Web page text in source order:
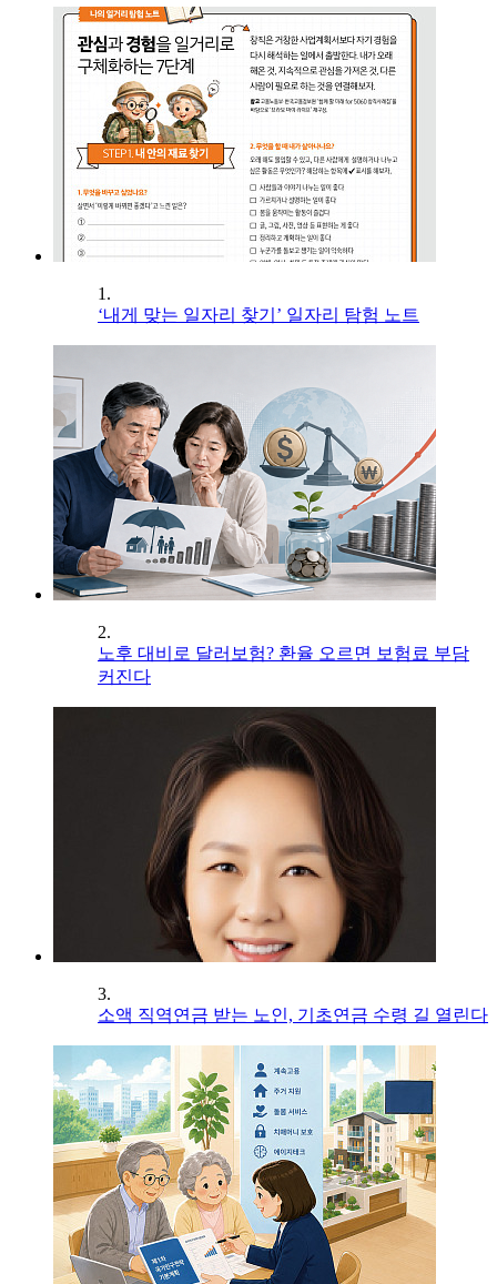
1.
‘내게 맞는 일자리 찾기’ 일자리 탐험 노트
2.
노후 대비로 달러보험? 환율 오르면 보험료 부담
커진다
3.
소액 직역연금 받는 노인, 기초연금 수령 길 열린다